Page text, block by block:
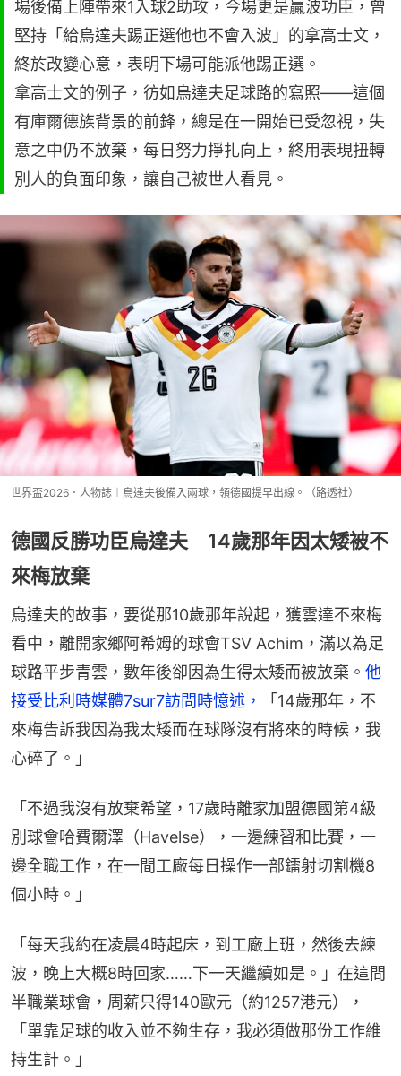
場後備上陣帶來1入球2助攻，今場更是贏波功臣，曾
堅持「給烏達夫踢正選他也不會入波」的拿高士文，
終於改變心意，表明下場可能派他踢正選。
拿高士文的例子，彷如烏達夫足球路的寫照——這個
有庫爾德族背景的前鋒，總是在一開始已受忽視，失
意之中仍不放棄，每日努力掙扎向上，終用表現扭轉
別人的負面印象，讓自己被世人看見。
世界盃2026．人物誌︱烏達夫後備入兩球，領德國提早出線。（路透社）
德國反勝功臣烏達夫 14歲那年因太矮被不
來梅放棄
烏達夫的故事，要從那10歲那年說起，獲雲達不來梅
看中，離開家鄉阿希姆的球會TSV Achim，滿以為足
球路平步青雲，數年後卻因為生得太矮而被放棄。 他
接受比利時媒體7sur7訪問時憶述，
「14歲那年，不
來梅告訴我因為我太矮而在球隊沒有將來的時候，我
心碎了。」
「不過我沒有放棄希望，17歲時離家加盟德國第4級
別球會哈費爾澤（Havelse），一邊練習和比賽，一
邊全職工作，在一間工廠每日操作一部鐳射切割機8
個小時。」
「每天我約在凌晨4時起床，到工廠上班，然後去練
波，晚上大概8時回家……下一天繼續如是。」在這間
半職業球會，周薪只得140歐元（約1257港元），
「單靠足球的收入並不夠生存，我必須做那份工作維
持生計。」